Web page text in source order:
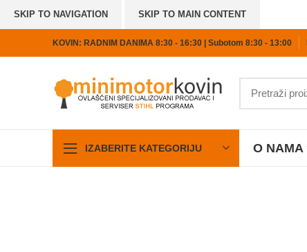
SKIP TO NAVIGATION SKIP TO MAIN CONTENT
KOVIN: RADNIM DANIMA 8:30 - 16:30 | Subotom 8:30 - 13:00
IZABERITE KATEGORIJU O NAMA